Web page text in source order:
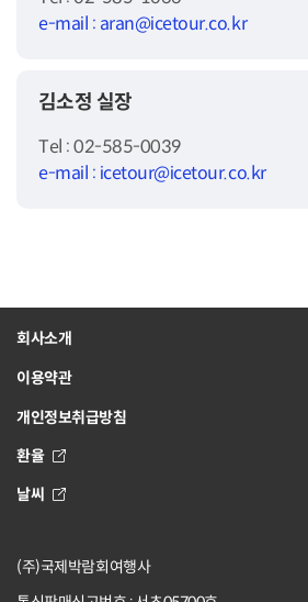
e-mail : aran@icetour.co.kr
김소정 실장
Tel : 02-585-0039
e-mail : icetour@icetour.co.kr
회사소개
이용약관
개인정보취급방침
환율
날씨
(주)국제박람회여행사